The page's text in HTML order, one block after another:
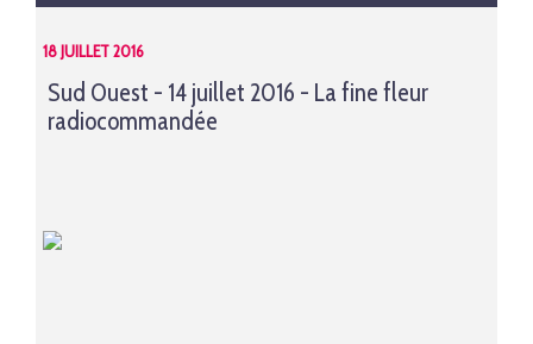
18 JUILLET 2016
Sud Ouest - 14 juillet 2016 - La fine fleur
radiocommandée